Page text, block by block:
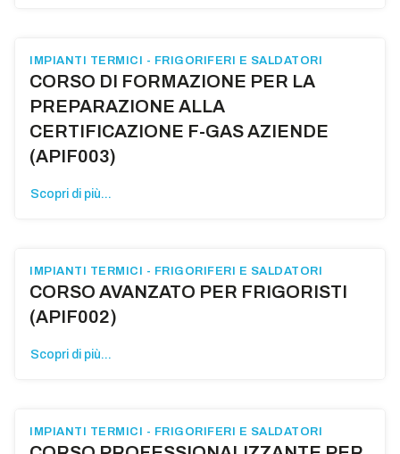
IMPIANTI TERMICI - FRIGORIFERI E SALDATORI
CORSO DI FORMAZIONE PER LA
PREPARAZIONE ALLA
CERTIFICAZIONE F-GAS AZIENDE
(APIF003)
Scopri di più...
IMPIANTI TERMICI - FRIGORIFERI E SALDATORI
CORSO AVANZATO PER FRIGORISTI
(APIF002)
Scopri di più...
IMPIANTI TERMICI - FRIGORIFERI E SALDATORI